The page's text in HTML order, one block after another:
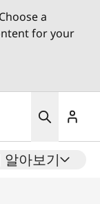
a
for your
알아보기